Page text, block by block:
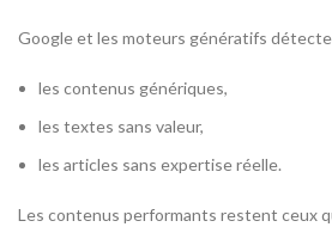
Google et les moteurs génératifs
les contenus génériques,
les textes sans valeur,
les articles sans expertise réelle.
Les contenus performants restent ceux